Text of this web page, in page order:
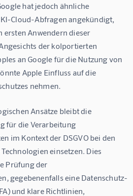
hat jedoch ähnliche
Cloud-Abfragen angekündigt,
ersten Anwendern dieser
der kolportierten
an Google für die Nutzung von
Apple Einfluss auf die
nehmen.
Ansätze bleibt die
für die Verarbeitung
im Kontext der DSGVO bei den
einsetzen. Dies
Prüfung der
gegebenenfalls eine Datenschutz-
und klare Richtlinien,